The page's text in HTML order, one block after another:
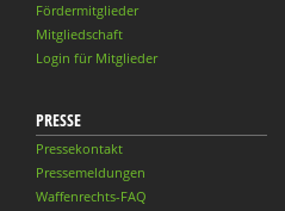
Fördermitglieder
Mitgliedschaft
Login für Mitglieder
PRESSE
Pressekontakt
Pressemeldungen
Waffenrechts-FAQ